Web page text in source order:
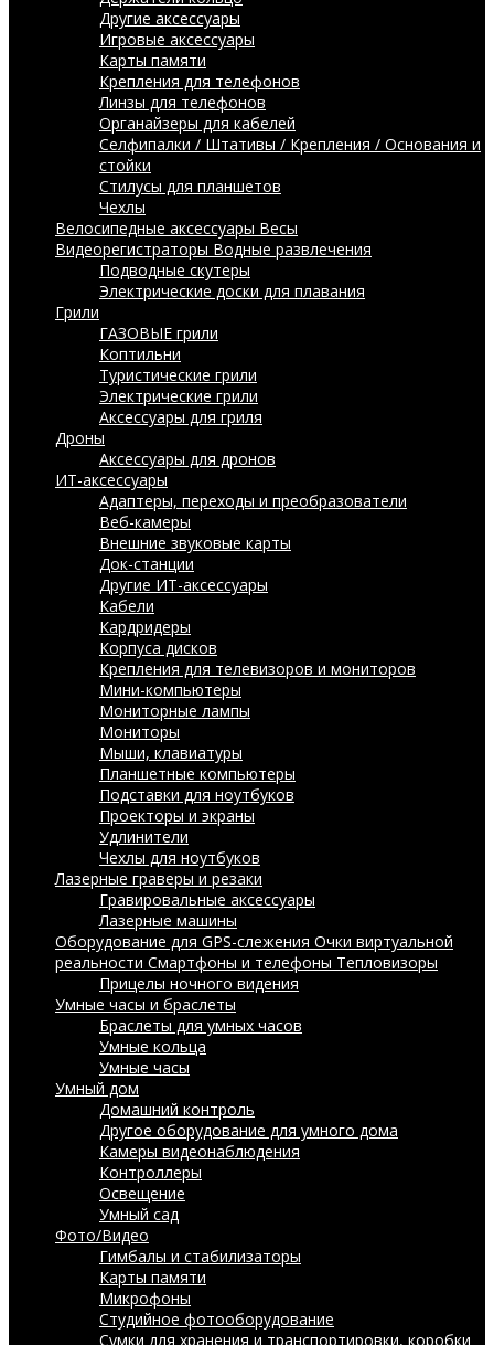
Другие аксессуары
Игровые аксессуары
Карты памяти
Крепления для телефонов
Линзы для телефонов
Органайзеры для кабелей
Селфипалки / Штативы / Крепления / Основания и
стойки
Стилусы для планшетов
Чехлы
Велосипедные аксессуары Весы
Видеорегистраторы Водные развлечения
Подводные скутеры
Электрические доски для плавания
Грили
ГАЗОВЫЕ грили
Коптильни
Туристические грили
Электрические грили
Аксессуары для гриля
Дроны
Аксессуары для дронов
ИТ-аксессуары
Адаптеры, переходы и преобразователи
Веб-камеры
Внешние звуковые карты
Док-станции
Другие ИТ-аксессуары
Кабели
Кардридеры
Корпуса дисков
Крепления для телевизоров и мониторов
Мини-компьютеры
Мониторные лампы
Мониторы
Мыши, клавиатуры
Планшетные компьютеры
Подставки для ноутбуков
Проекторы и экраны
Удлинители
Чехлы для ноутбуков
Лазерные граверы и резаки
Гравировальные аксессуары
Лазерные машины
Оборудование для GPS-слежения Очки виртуальной
реальности Смартфоны и телефоны Тепловизоры
Прицелы ночного видения
Умные часы и браслеты
Браслеты для умных часов
Умные кольца
Умные часы
Умный дом
Домашний контроль
Другое оборудование для умного дома
Камеры видеонаблюдения
Контроллеры
Освещение
Умный сад
Фото/Видео
Гимбалы и стабилизаторы
Карты памяти
Микрофоны
Студийное фотооборудование
Сумки для хранения и транспортировки, коробки